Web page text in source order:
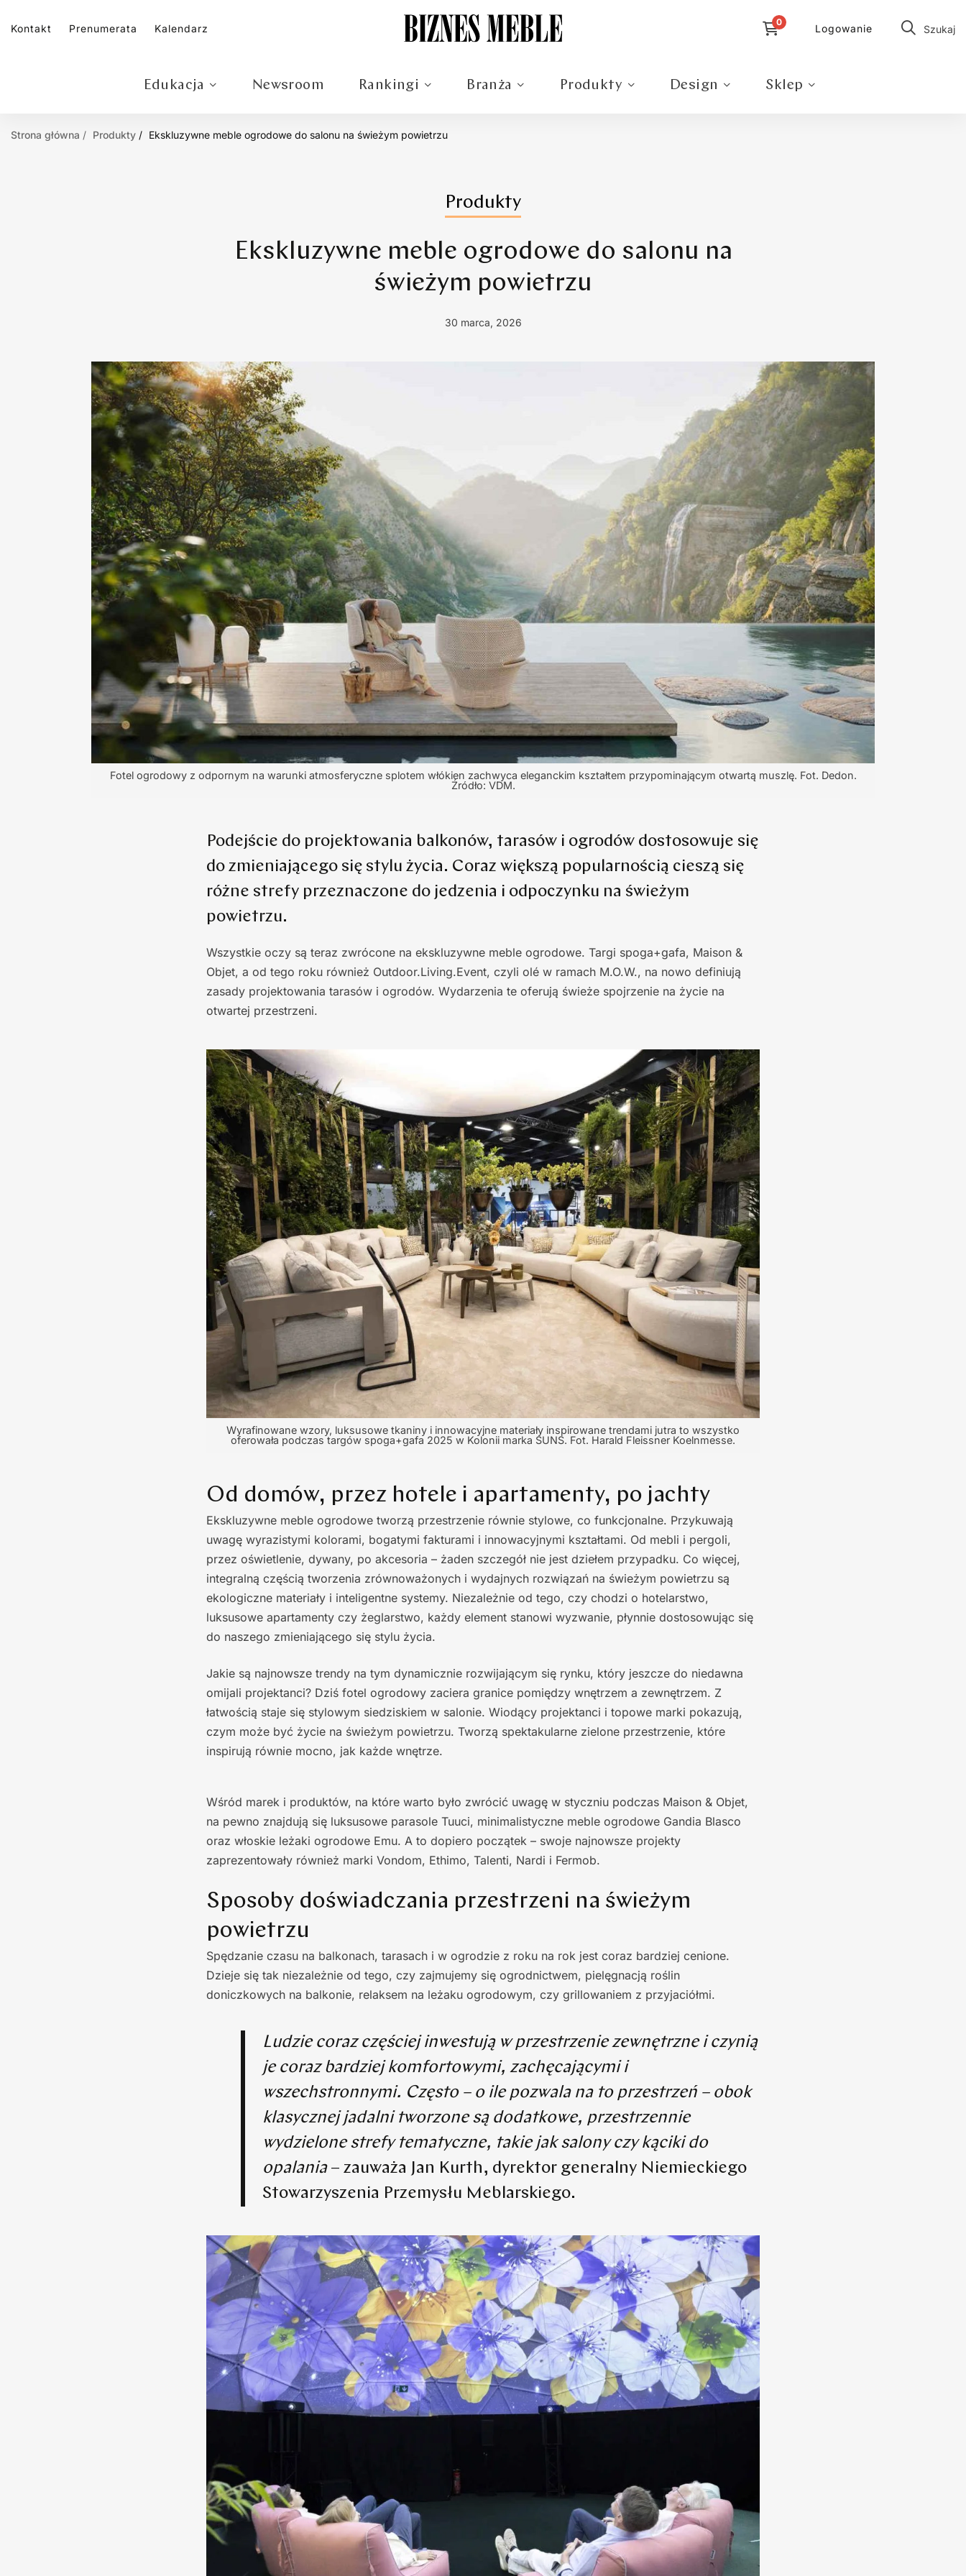
Kontakt Prenumerata Kalendarz Logowanie Szukaj
Edukacja Newsroom Rankingi Branża Produkty Design Sklep
Strona główna Produkty Ekskluzywne meble ogrodowe do salonu na świeżym powietrzu
Produkty
Ekskluzywne meble ogrodowe do salonu na
świeżym powietrzu
30 marca, 2026
Fotel ogrodowy z odpornym na warunki atmosferyczne splotem włókien zachwyca eleganckim kształtem przypominającym otwartą muszlę. Fot. Dedon.
Źródło: VDM.
Podejście do projektowania balkonów, tarasów i ogrodów dostosowuje się
do zmieniającego się stylu życia. Coraz większą popularnością cieszą się
różne strefy przeznaczone do jedzenia i odpoczynku na świeżym
powietrzu.
Wszystkie oczy są teraz zwrócone na ekskluzywne meble ogrodowe. Targi spoga+gafa, Maison &
Objet, a od tego roku również Outdoor.Living.Event, czyli olé w ramach M.O.W., na nowo definiują
zasady projektowania tarasów i ogrodów. Wydarzenia te oferują świeże spojrzenie na życie na
otwartej przestrzeni.
Wyrafinowane wzory, luksusowe tkaniny i innowacyjne materiały inspirowane trendami jutra to wszystko
oferowała podczas targów spoga+gafa 2025 w Kolonii marka SUNS. Fot. Harald Fleissner Koelnmesse.
Od domów, przez hotele i apartamenty, po jachty
Ekskluzywne meble ogrodowe tworzą przestrzenie równie stylowe, co funkcjonalne. Przykuwają
uwagę wyrazistymi kolorami, bogatymi fakturami i innowacyjnymi kształtami. Od mebli i pergoli,
przez oświetlenie, dywany, po akcesoria – żaden szczegół nie jest dziełem przypadku. Co więcej,
integralną częścią tworzenia zrównoważonych i wydajnych rozwiązań na świeżym powietrzu są
ekologiczne materiały i inteligentne systemy. Niezależnie od tego, czy chodzi o hotelarstwo,
luksusowe apartamenty czy żeglarstwo, każdy element stanowi wyzwanie, płynnie dostosowując się
do naszego zmieniającego się stylu życia.
Jakie są najnowsze trendy na tym dynamicznie rozwijającym się rynku, który jeszcze do niedawna
omijali projektanci? Dziś fotel ogrodowy zaciera granice pomiędzy wnętrzem a zewnętrzem. Z
łatwością staje się stylowym siedziskiem w salonie. Wiodący projektanci i topowe marki pokazują,
czym może być życie na świeżym powietrzu. Tworzą spektakularne zielone przestrzenie, które
inspirują równie mocno, jak każde wnętrze.
Wśród marek i produktów, na które warto było zwrócić uwagę w styczniu podczas Maison & Objet,
na pewno znajdują się luksusowe parasole Tuuci, minimalistyczne meble ogrodowe Gandia Blasco
oraz włoskie leżaki ogrodowe Emu. A to dopiero początek – swoje najnowsze projekty
zaprezentowały również marki Vondom, Ethimo, Talenti, Nardi i Fermob.
Sposoby doświadczania przestrzeni na świeżym
powietrzu
Spędzanie czasu na balkonach, tarasach i w ogrodzie z roku na rok jest coraz bardziej cenione.
Dzieje się tak niezależnie od tego, czy zajmujemy się ogrodnictwem, pielęgnacją roślin
doniczkowych na balkonie, relaksem na leżaku ogrodowym, czy grillowaniem z przyjaciółmi.
Ludzie coraz częściej inwestują w przestrzenie zewnętrzne i czynią
je coraz bardziej komfortowymi, zachęcającymi i
wszechstronnymi. Często – o ile pozwala na to przestrzeń – obok
klasycznej jadalni tworzone są dodatkowe, przestrzennie
wydzielone strefy tematyczne, takie jak salony czy kąciki do
opalania – zauważa Jan Kurth, dyrektor generalny Niemieckiego
Stowarzyszenia Przemysłu Meblarskiego.